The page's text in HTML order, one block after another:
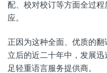
配、校对校订等方面全过
应。
正因为这种全面、优质的
立后的近二十年中，发展
足轻重语言服务提供商。